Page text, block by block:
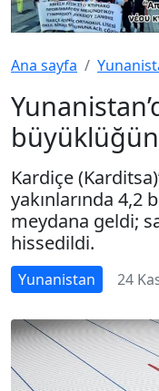
Ana sayfa
Kardiçe
yakınlarında 4,2
meydana geldi;
hissedildi.
Yunanistan 24